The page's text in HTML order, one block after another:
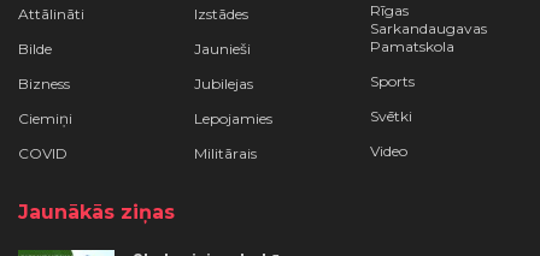
Attālināti
Bilde
Bizness
Ciemiņi
COVID
Izstādes
Jaunieši
Jubilejas
Lepojamies
Militārais
Rīgas
Sarkandaugavas
Pamatskola
Sports
Svētki
Video
Jaunākās ziņas